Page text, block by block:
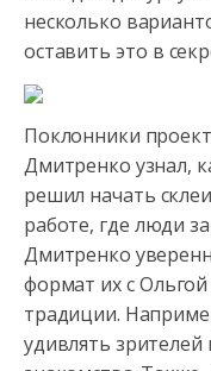
несколько
оставить это в
Поклонники
Дмитренко узнал,
решил начать
работе, где люди
Дмитренко
формат их с
традиции.
удивлять